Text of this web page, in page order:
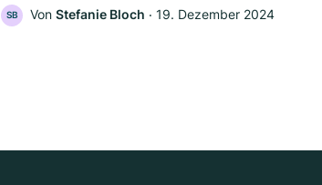
SB Von Stefanie Bloch ‧ 19. Dezember 2024